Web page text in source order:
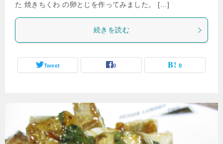
た 焼きちくわ の卵とじを作ってみました。 […]
続きを読む
Tweet 0 0